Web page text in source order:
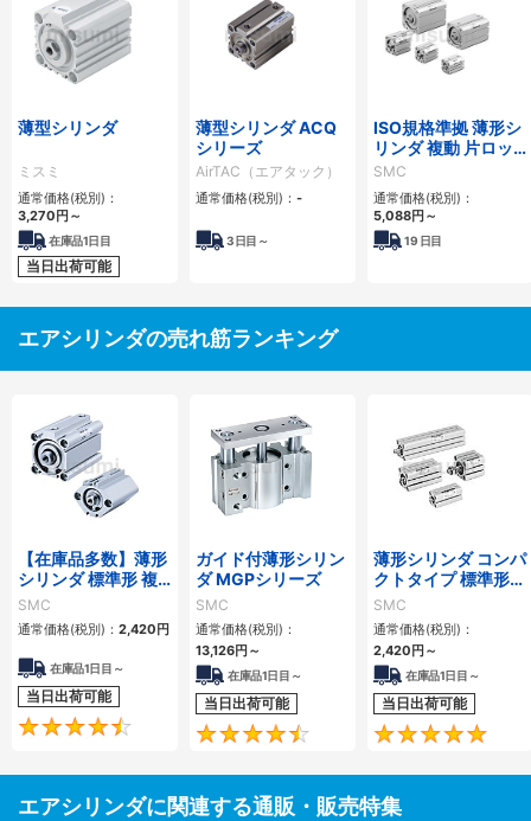
薄型シリンダ
ミスミ
通常価格(税別)：
3,270 円 ～
在庫品1日目
当日出荷可能
薄型シリンダ ACQ
シリーズ
AirTAC（エアタック）
通常価格(税別)： -
3日目～
ISO規格準拠 薄形シ
リンダ 複動 片ロッ
ド C55シリーズ
SMC
通常価格(税別)：
5,088円 ～
19 日目
エアシリンダの売れ筋ランキング
【在庫品多数】薄形
シリンダ 標準形 複
動・片ロッド CQ2
シリーズ
SMC
通常価格(税別)： 2,420 円
在庫品1日目～
当日出荷可能
4.5
ガイド付薄形シリン
ダ MGPシリーズ
SMC
通常価格(税別)：
13,126円 ～
在庫品1日目～
当日出荷可能
4.6
薄形シリンダ コンパ
クトタイプ 標準形
複動 片ロッド CQS
シリーズ
SMC
通常価格(税別)：
2,420 円 ～
在庫品1日目～
当日出荷可能
エアシリンダに関連する通販・販売特集